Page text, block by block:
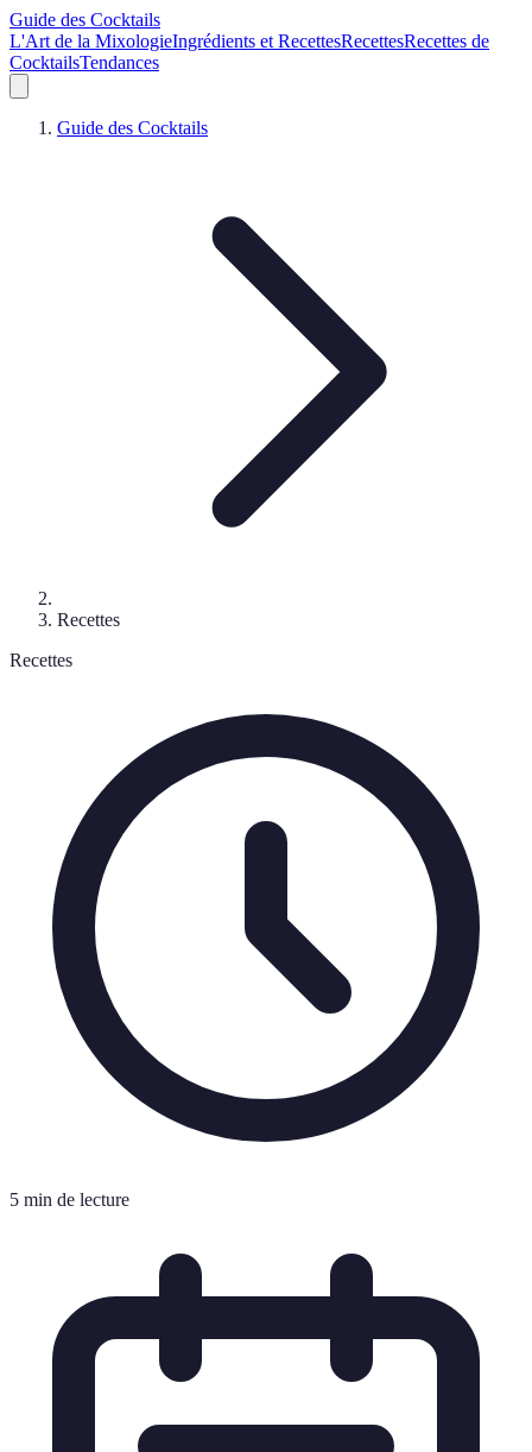
Guide des Cocktails
L'Art de la MixologieIngrédients et RecettesRecettesRecettes de
CocktailsTendances
Guide des Cocktails
Recettes
Recettes
5 min de lecture